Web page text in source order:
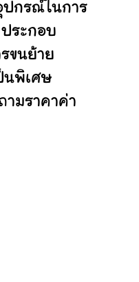
ปกรณ์ในการ
ระกอบ
ขนย้าย
นพิเศษ
มราคาค่า